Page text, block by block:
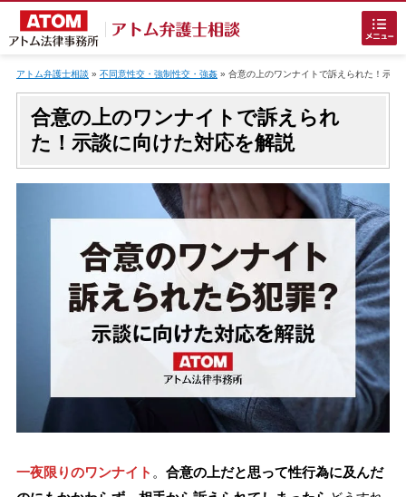
ホームに戻る
刑事事件 でお困りの方
刑事事件の無料相談
接見・面会を弁護士に依頼
アトム弁護士相談 » 不同意性交・強制性交・強姦» 合意の上のワンナイトで訴えられた！示談
合意の上のワンナイトで訴えられ
た！示談に向けた対応を解説
一夜限りのワンナイト 。 合意の上だと思って性行為に及んだ